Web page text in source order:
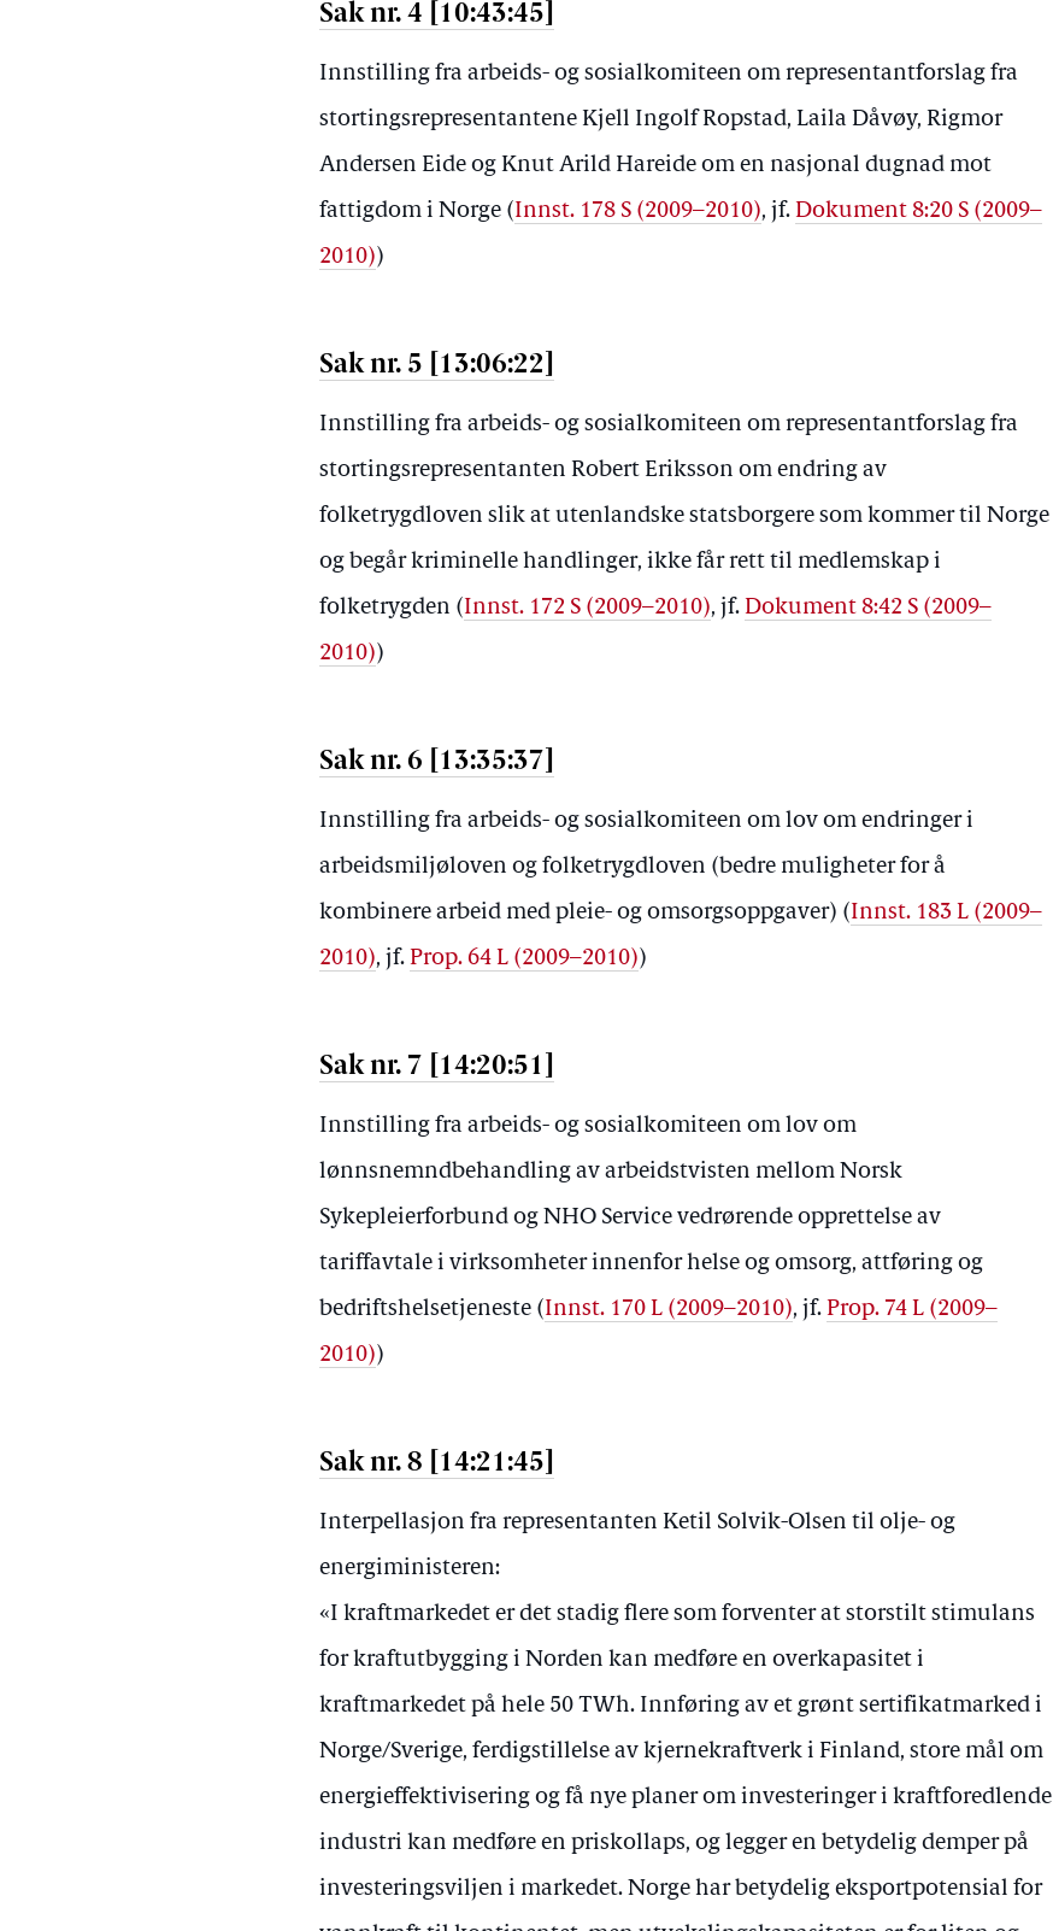
Sak nr. 4 [10:43:45]
Innstilling fra arbeids- og sosialkomiteen om representantforslag fra
stortingsrepresentantene Kjell Ingolf Ropstad, Laila Dåvøy, Rigmor
Andersen Eide og Knut Arild Hareide om en nasjonal dugnad mot
fattigdom i Norge (Innst. 178 S (2009–2010), jf.Dokument 8:20 S (2009–
2010))
Sak nr. 5 [13:06:22]
Innstilling fra arbeids- og sosialkomiteen om representantforslag fra
stortingsrepresentanten Robert Eriksson om endring av
folketrygdloven slik at utenlandske statsborgere som kommer til Norge
og begår kriminelle handlinger, ikke får rett til medlemskap i
folketrygden (Innst. 172 S (2009–2010), jf.Dokument 8:42 S (2009–
2010))
Sak nr. 6 [13:35:37]
Innstilling fra arbeids- og sosialkomiteen om lov om endringer i
arbeidsmiljøloven og folketrygdloven (bedre muligheter for å
kombinere arbeid med pleie- og omsorgsoppgaver) (Innst. 183 L (2009–
2010), jf.Prop. 64 L (2009–2010))
Sak nr. 7 [14:20:51]
Innstilling fra arbeids- og sosialkomiteen om lov om
lønnsnemndbehandling av arbeidstvisten mellom Norsk
Sykepleierforbund og NHO Service vedrørende opprettelse av
tariffavtale i virksomheter innenfor helse og omsorg, attføring og
bedriftshelsetjeneste (Innst. 170 L (2009–2010), jf.Prop. 74 L (2009–
2010))
Sak nr. 8 [14:21:45]
Interpellasjon fra representanten Ketil Solvik-Olsen til olje- og
energiministeren:
«I kraftmarkedet er det stadig flere som forventer at storstilt stimulans
for kraftutbygging i Norden kan medføre en overkapasitet i
kraftmarkedet på hele 50 TWh. Innføring av et grønt sertifikatmarked i
Norge/Sverige, ferdigstillelse av kjernekraftverk i Finland, store mål om
energieffektivisering og få nye planer om investeringer i kraftforedlende
industri kan medføre en priskollaps, og legger en betydelig demper på
investeringsviljen i markedet. Norge har betydelig eksportpotensial for